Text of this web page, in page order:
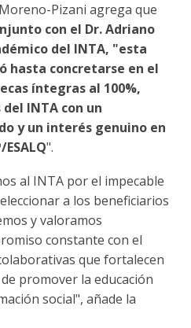
Pizani agrega que
con el Dr. Adriano
del INTA, "esta
hasta concretarse en el
íntegras al 100%,
INTA con un
y un interés genuino en
".
al INTA por el impecable
a los beneficiarios
y valoramos
constante con el
que fortalecen
promover la educación
social", añade la